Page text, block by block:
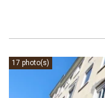
17 photo(s)